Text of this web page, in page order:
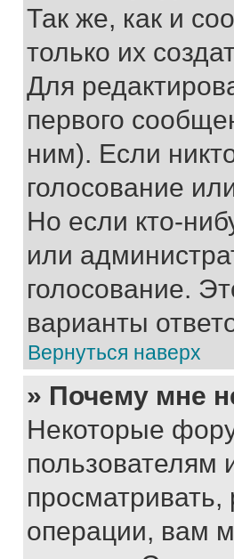
Так же, как и
только их
Для
первого
ним). Если
голосование
Но если кто-
или
голосование.
варианты
Вернуться наверх
» Почему мне
Некоторые
пользователям
операции, вам